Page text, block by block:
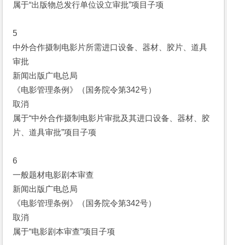
属于“出版物总发行单位设立审批”项目子项
5
中外合作摄制电影片所需进口设备、器材、胶片、道具
审批
新闻出版广电总局
《电影管理条例》（国务院令第342号）
取消
属于“中外合作摄制电影片审批及其进口设备、器材、胶
片、道具审批”项目子项
6
一般题材电影剧本审查
新闻出版广电总局
《电影管理条例》（国务院令第342号）
取消
属于“电影剧本审查”项目子项